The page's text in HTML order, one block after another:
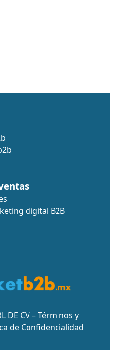
digital B2B
DE CV –Términos y
de Confidencialidad